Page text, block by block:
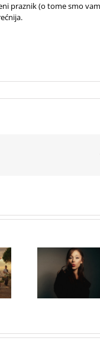
praznik (o tome smo
Ariana Grande